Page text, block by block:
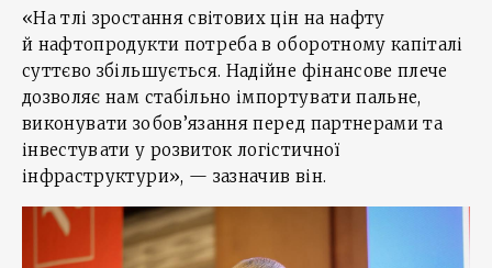
«На тлі зростання світових цін на нафту
й нафтопродукти потреба в оборотному капіталі
суттєво збільшується. Надійне фінансове плече
дозволяє нам стабільно імпортувати пальне,
виконувати зобов’язання перед партнерами та
інвестувати у розвиток логістичної
інфраструктури», — зазначив він.